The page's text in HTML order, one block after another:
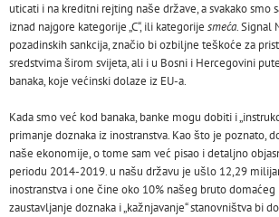
uticati i na kreditni rejting naše države, a svakako smo
iznad najgore kategorije „C“, ili kategorije smeća. Signal
pozadinskih sankcija, značio bi ozbiljne teškoće za
sredstvima širom svijeta, ali i u Bosni i Hercegovini
banaka, koje većinski dolaze iz EU-a.
Kada smo već kod banaka, banke mogu dobiti i
primanje doznaka iz inostranstva. Kao što je poznato,
naše ekonomije,o tome sam već pisao i detaljno
periodu 2014-2019. u našu državu je ušlo 12,29
inostranstva i one čine oko 10% našeg bruto
zaustavljanje doznaka i „kažnjavanje“ stanovništva bi